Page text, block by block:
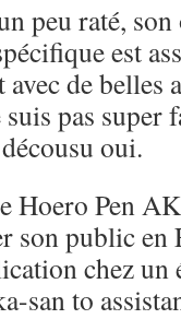
peu raté,
est
avec de belles
pas super
oui.
Hoero Pen
son public en
chez un
san to